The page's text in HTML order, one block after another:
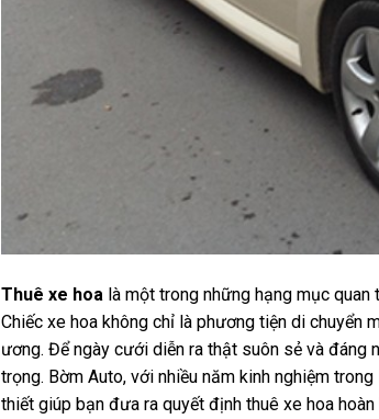
Thuê xe hoa là một trong những hạng mục
Chiếc xe hoa không chỉ là phương tiện di chuyển
ương. Để ngày cưới diễn ra thật suôn sẻ và đáng
trọng. Bờm Auto, với nhiều năm kinh nghiệm
thiết giúp bạn đưa ra quyết định thuê xe hoa